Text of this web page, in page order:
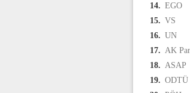
14. EGO
15. VS
16. UN
17. AK
18. ASAP
19. ODTÜ